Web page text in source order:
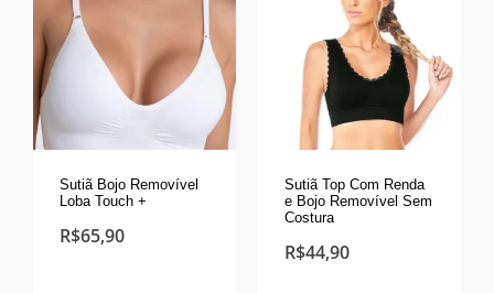
Sutiã Bojo Removível
Loba Touch +
R$65,90
Sutiã Top Com Renda
e Bojo Removível Sem
Costura
R$44,90